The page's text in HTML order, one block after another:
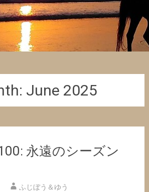
June 2025
永遠のシーズン
ふじぼう＆ゆう